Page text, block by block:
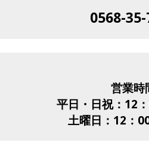
0568-
営業時
平日・日祝：12
土曜日：12：